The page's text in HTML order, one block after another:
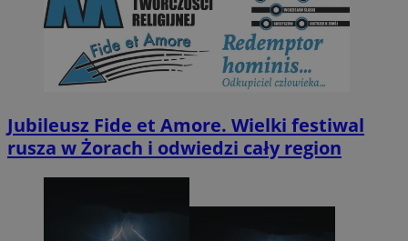
Jubileusz Fide et Amore. Wielki festiwal
rusza w Żorach i odwiedzi cały region